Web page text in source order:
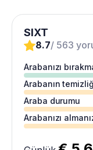
SIXT
8.7/ 563
Arabanızı
Arabanın
Araba durumu
Arabanızı